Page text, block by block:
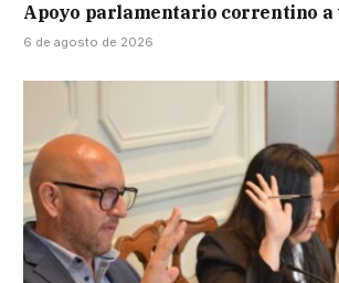
Apoyo parlamentario correntino
6 de agosto de 2026